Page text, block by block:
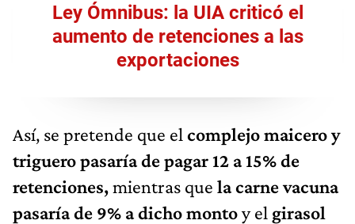
Ley Ómnibus: la UIA criticó el
aumento de retenciones a las
exportaciones
Así, se pretende que el complejo maicero y
triguero pasaría de pagar 12 a 15% de
retenciones,mientras que la carne vacuna
pasaría de 9% a dicho montoy el girasol